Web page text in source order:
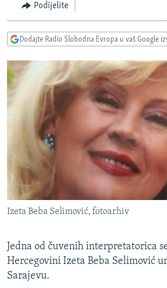
navigaciju
Pređite
na
CRNA GORA
VIDEO
FOTOGALERIJE
INFOGRAFIKE
PODCASTI
RAT U UKRAJINI
KINA NA BALKANU
RSE PRIČE IZ SVIJETA
ISPRIČAJ MI
DNEVNO@RSE
SPECIJALI RSE
VIŠE OD NASLOVA
GENOCID U SREBRENICI
POPLAVE I KLIZIŠTA U BIH 2024.
TV LIBERTY
POST SCRIPTUM
PRATITE NAS
Sve RFE/RL stranice
Podijelite
Dodajte Radio Slobodna Evropa u vaš Google
Izeta Beba Selimović, fotoarhiv
Jedna od čuvenih interpretatorica
Hercegovini Izeta Beba Selimović
Sarajevu.